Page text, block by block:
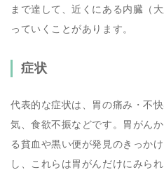
まで達して、近くにある内臓（
っていくことがあります。
症状
代表的な症状は、胃の痛み・不
気、食欲不振などです。胃がん
る貧血や黒い便が発見のきっか
し、これらは胃がんだけにみら